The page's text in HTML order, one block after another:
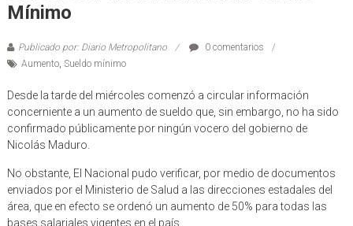
Mínimo
Publicado por: Diario Metropolitano
0 comentarios
Aumento, Sueldo mínimo
Desde la tarde del miércoles comenzó a circular información
concerniente a un aumento de sueldo que, sin embargo, no ha sido
confirmado públicamente por ningún vocero del gobierno de
Nicolás Maduro.
No obstante, El Nacional pudo verificar, por medio de documentos
enviados por el Ministerio de Salud a las direcciones estadales del
área, que en efecto se ordenó un aumento de 50% para todas las
bases salariales vigentes en el país.